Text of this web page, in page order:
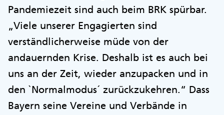
Pandemiezeit sind auch beim BRK spürbar.
„Viele unserer Engagierten sind
verständlicherweise müde von der
andauernden Krise. Deshalb ist es auch bei
uns an der Zeit, wieder anzupacken und in
den `Normalmodus´ zurückzukehren.“ Dass
Bayern seine Vereine und Verbände in